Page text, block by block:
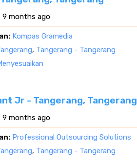
9 months ago
Kompas Gramedia
, Tangerang - Tangerang
Jr - Tangerang, Tangerang
9 months ago
Professional Outsourcing Solutions
, Tangerang - Tangerang